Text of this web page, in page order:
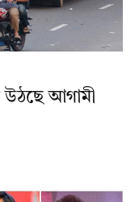
উঠছে আগামী